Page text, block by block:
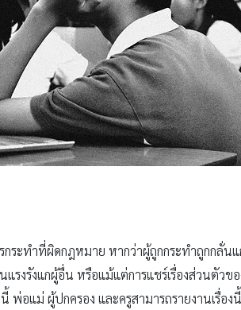
ระทำที่ผิดกฎหมาย หากว่าผู้ถูกกระทำถูกกลั่น
รงรังแกผู้อื่น หรือแม้แต่การแชร์เรื่องส่วนตัว
พ่อแม่ ผู้ปกครอง และครูสามารถรายงานเรื่อ